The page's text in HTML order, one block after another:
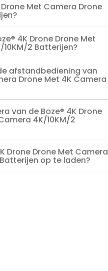
Met Camera Drone
4K Drone Drone Met
2 Batterijen?
afstandbediening van
Drone Met 4K Camera
van de Boze® 4K Drone
4K/10KM/2
Drone Drone Met Camera
op te laden?